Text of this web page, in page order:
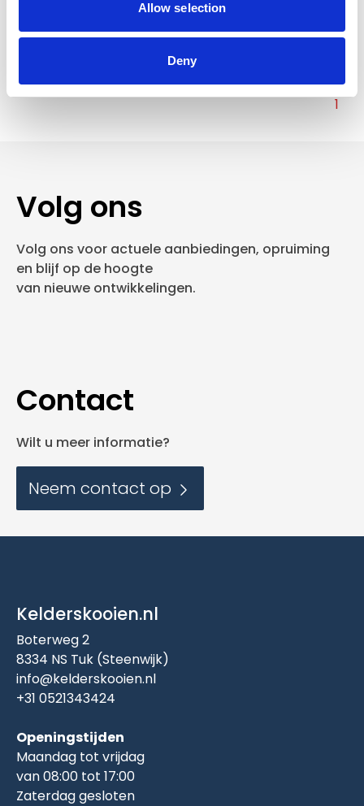
Allow selection
Deny
1
Volg ons
Volg ons voor actuele aanbiedingen, opruiming
en blijf op de hoogte
van nieuwe ontwikkelingen.
Contact
Wilt u meer informatie?
Neem contact op
Kelderskooien.nl
Boterweg 2
8334 NS Tuk (Steenwijk)
info@kelderskooien.nl
+31 0521343424
Openingstijden
Maandag tot vrijdag
van 08:00 tot 17:00
Zaterdag gesloten